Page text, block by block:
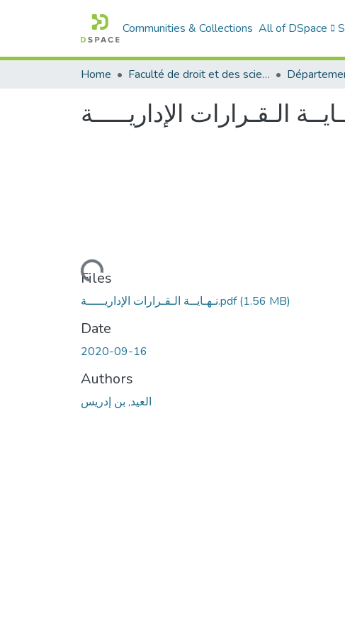
Communities & Collections All of DSpace
Home Faculté de droit et des sciences politiques
الـقـرارات الإداريـــــة
Loading...
Files
نـهـايــة الـقـرارات الإداريـــــة.pdf(1.56 MB)
Date
2020-09-16
Authors
العيد, بن إدريس